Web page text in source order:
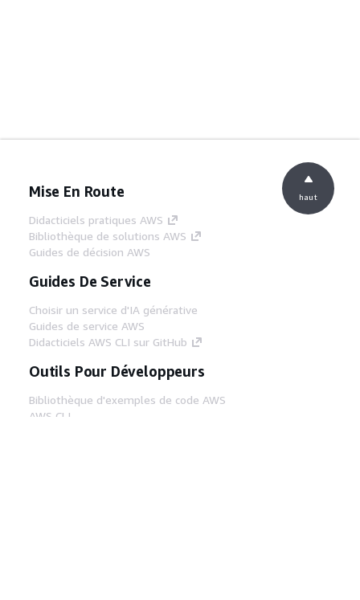
Mise En Route
Didacticiels pratiques AWS
Bibliothèque de solutions AWS
Guides de décision AWS
Guides De Service
Choisir un service d'IA générative
Guides de service AWS
Didacticiels AWS CLI sur GitHub
Outils Pour Développeurs
Bibliothèque d'exemples de code AWS
AWS CLI
haut